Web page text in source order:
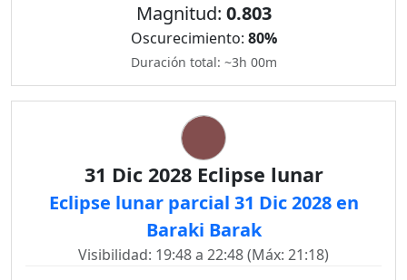
Magnitud: 0.803
Oscurecimiento: 80%
Duración total: ~3h 00m
31 Dic 2028 Eclipse lunar
Eclipse lunar parcial 31 Dic 2028 en
Baraki Barak
Visibilidad: 19:48 a 22:48 (Máx: 21:18)